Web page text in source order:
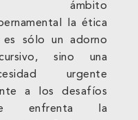
ámbito
la ética
es sólo un adorno
sino una
urgente
a los desafíos
enfrenta la